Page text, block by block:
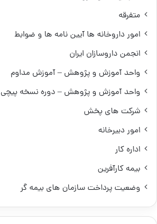
متفرقه
امور داروخانه ها آیین نامه ها و ضوابط
انجمن داروسازان ایران
واحد آموزش و پژوهش – آموزش مداوم
واحد آموزش و پژوهش – دوره نسخه پیچی
شرکت های پخش
امور دبیرخانه
اداره کار
بیمه کارآفرین
وضعیت پرداخت سازمان های بیمه گر